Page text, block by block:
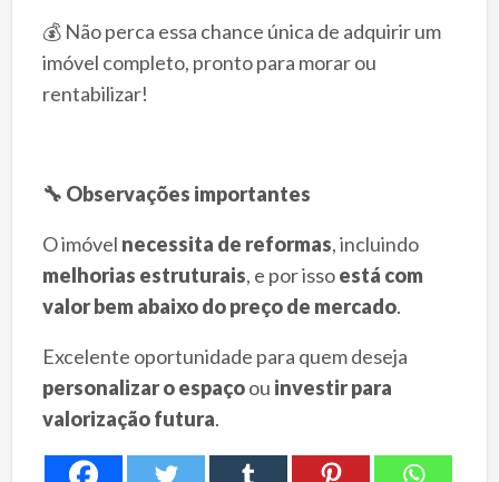
💰 Não perca essa chance única de adquirir um
imóvel completo, pronto para morar ou
rentabilizar!
🔧 Observações importantes
O imóvel necessita de reformas, incluindo
melhorias estruturais, e por issoestá com
valor bem abaixo do preço de mercado.
Excelente oportunidade para quem deseja
personalizar o espaçoou investir para
valorização futura.